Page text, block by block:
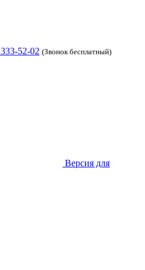
52-02 (Звонок бесплатный)
Версия для